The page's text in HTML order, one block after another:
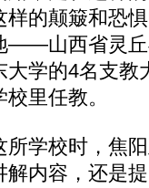
样的颠簸和恐
——山西省灵
大学的4名支
里任教。
学校时，焦
解内容，还是